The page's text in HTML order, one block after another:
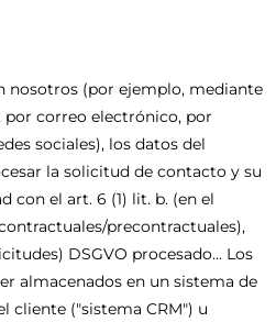
nosotros (por ejemplo, mediante
correo electrónico, por
sociales), los datos del
la solicitud de contacto y su
con el art. 6 (1) lit. b. (en el
precontractuales),
DSGVO procesado... Los
almacenados en un sistema de
cliente ("sistema CRM") u